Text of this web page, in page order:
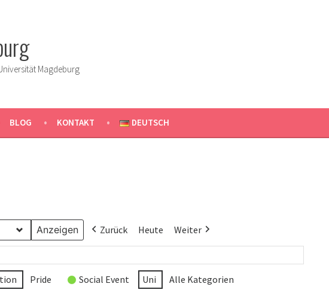
Magdeburg
BLOG KONTAKT DEUTSCH
Zurück Heute Weiter
Pride Social Event Uni
Alle Kategorien